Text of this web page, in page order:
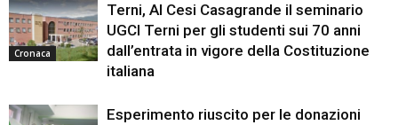
Cronaca
Terni, Al Cesi Casagrande il seminario
UGCI Terni per gli studenti sui 70 anni
dall’entrata in vigore della Costituzione
italiana
Esperimento riuscito per le donazioni